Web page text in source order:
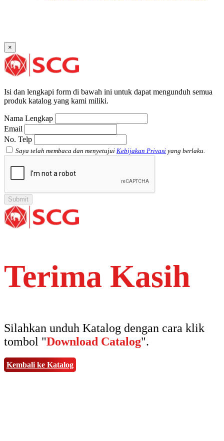
Plug SCG AW
Shinkolite
Atap Akrilik Shinkolite Shade
×
Isi dan lengkapi form di bawah ini untuk dapat mengunduh semua
produk katalog yang kami miliki.
Nama Lengkap
Email
No. Telp
Saya telah membaca dan menyetujui Kebijakan Privasi yang berlaku.
Terima Kasih
Silahkan unduh Katalog dengan cara klik
tombol "Download Catalog".
Kembali ke Katalog